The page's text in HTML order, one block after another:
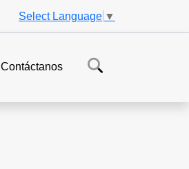
Select Language ▼
Contáctanos